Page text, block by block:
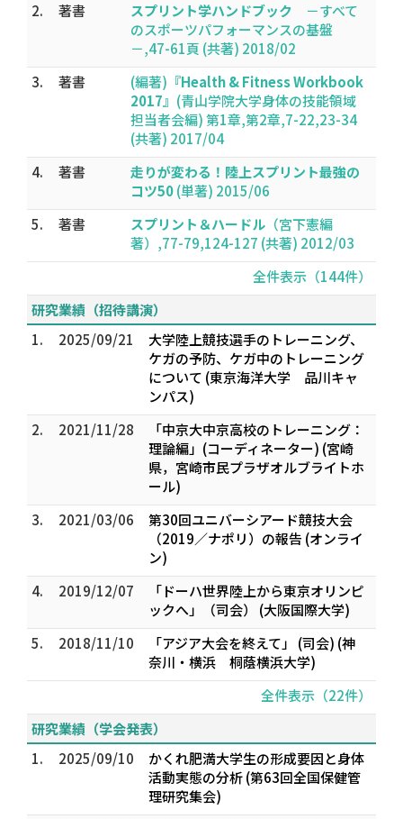
2.
著書 スプリント学ハンドブック －すべて
のスポーツパフォーマンスの基盤
－,47-61頁 (共著) 2018/02
3.
著書 (編著) 『Health & Fitness Workbook
2017』 (青山学院大学身体の技能領域
担当者会編) 第1章,第2章,7-22,23-34
(共著) 2017/04
4.
著書
走りが変わる！陸上スプリント最強の
コツ50(単著) 2015/06
5.
著書 スプリント＆ハードル （宮下憲編
著）,77-79,124-127 (共著) 2012/03
全件表示（144件）
研究業績（招待講演）
1.
2025/09/21
大学陸上競技選手のトレーニング、
ケガの予防、ケガ中のトレーニング
について (東京海洋大学 品川キャ
ンパス)
2.
2021/11/28
「中京大中京高校のトレーニング：
理論編」(コーディネーター) (宮崎
県，宮崎市民プラザオルブライトホ
ール)
3.
2021/03/06
第30回ユニバーシアード競技大会
（2019／ナポリ）の報告 (オンライ
ン)
4.
2019/12/07
「ドーハ世界陸上から東京オリンピ
ックへ」（司会） (大阪国際大学)
5.
2018/11/10
「アジア大会を終えて」 (司会) (神
奈川・横浜 桐蔭横浜大学)
全件表示（22件）
研究業績（学会発表）
1.
2025/09/10
かくれ肥満大学生の形成要因と身体
活動実態の分析 (第63回全国保健管
理研究集会)